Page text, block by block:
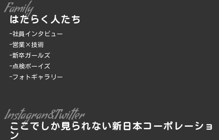
Family
はたらく人たち
社員インタビュー
営業×技術
新卒ガールズ
点検ボーイズ
フォトギャラリー
Instagran&Twitter
ここでしか見られない新日本コーポレーショ
ン